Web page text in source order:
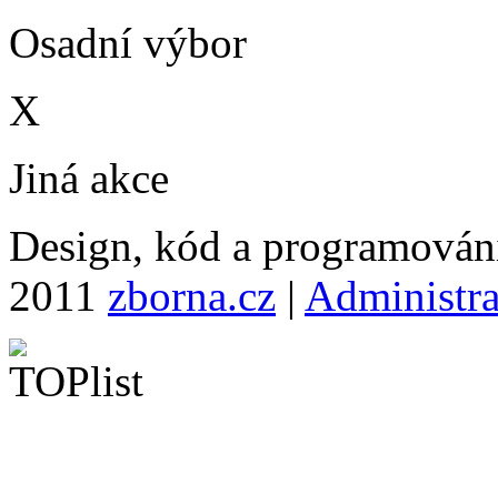
Osadní výbor
X
Jiná akce
Design, kód a
2011 zborna.cz |